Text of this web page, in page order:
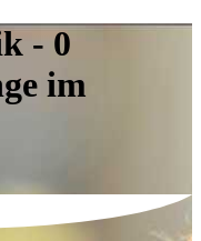
- 0
im